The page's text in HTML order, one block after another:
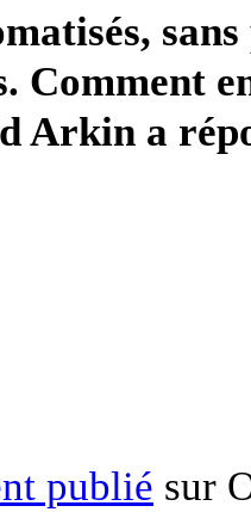
Comment
Arkin a
publié sur